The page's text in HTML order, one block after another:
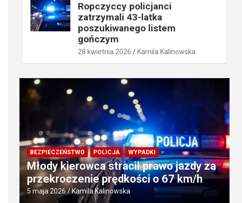
Ropczyccy policjanci
zatrzymali 43-latka
poszukiwanego listem
gończym
28 kwietnia 2026 Kamila Kalinowska
BEZPIECZEŃSTWO POLICJA WYPADKI
Młody kierowca stracił prawo jazdy za
przekroczenie prędkości o 67 km/h
5 maja 2026 Kamila Kalinowska